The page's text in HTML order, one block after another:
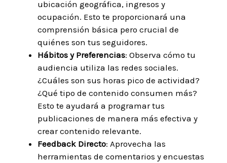
ubicación geográfica, ingresos y
ocupación. Esto te proporcionará una
comprensión básica pero crucial de
quiénes son tus seguidores.
Hábitos y Preferencias: Observa cómo tu
audiencia utiliza las redes sociales.
¿Cuáles son sus horas pico de actividad?
¿Qué tipo de contenido consumen más?
Esto te ayudará a programar tus
publicaciones de manera más efectiva y
crear contenido relevante.
Feedback Directo: Aprovecha las
herramientas de comentarios y encuestas